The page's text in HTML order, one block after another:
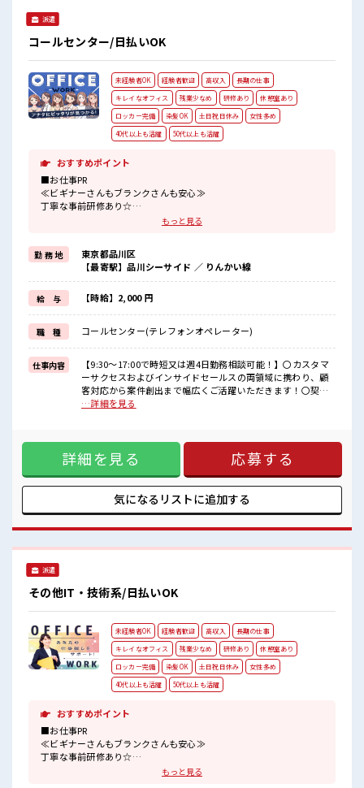
派遣
コールセンター/日払いOK
未経験者OK 経験者歓迎 高収入
長期の仕事
キレイなオフィス
残業少なめ 研修あり
休憩室あり
ロッカー完備
染髪OK 土日祝日休み
女性多め
40代以上も活躍
50代以上も活躍
おすすめポイント
■お仕事PR
≪ビギナーさんもブランクさんも安心≫
丁寧な事前研修あり☆
ブランクがあっても大丈夫♪
経験はちょっとだけ…という方もOK！
≪女性も活躍中の職場≫
もちろん男性の応募もOKですよ！
≪プライベートが充実する≫
場合によってはお願いすることもありますが、
残業はほとんどナシ！
≪週休2日制≫
週末は家族や友人と一緒にプライベート満喫！
≪髪色自由で自分らしく働く≫
明るすぎたり奇抜でなければ基本的に自由！
派手すぎなければ多少のヘアカラーもOKなのはウレシイPoint☆
しっかり休める休憩室あり！
オンオフの切替もできちゃう！
もっと見る
勤 務 地
東京都品川区
【最寄駅】品川シーサイド ／ りんかい線
給 与 【時給】2,000 円
職 種 コールセンター(テレフォンオペレーター)
仕事内容
【9:30～17:00で時短又は週4日勤務相談可能！】〇カスタマ
ーサクセスおよびインサイドセールスの両領域に携わり、顧
客対応から案件創出まで幅広くご活躍いただきます！〇契約
後のフォローや操作指導、更新確認を通じて、顧客の活用支
ライン商談の設定・実施をお任せします。商談では課題のヒ
アリングや製品説明を通じて、見積案件の創出や営業部門と
の連携にも関わっていただきます。 ■お仕事PR ≪ビギナーさ
んもブランクさんも安心≫ 丁寧な事前研修あり☆ ≪経験者優
遇≫ これまでの経験を活かしませんか？ ブランクがあっても
大丈夫♪ 経験はちょっとだけ…という方もOK！ ≪女性も活
ートが充実する≫ 場合によってはお願いすることもあります
が、 残業はほとんどナシ！ ≪週休2日制≫ 週末は家族や友人
の雰囲気 女性が多めの職場です♪ 派手すぎなければ多少のヘ
アカラーもOKなのはウレシイPoint☆ しっかり休める休憩室
あり！ オンオフの切替もできちゃう！
…詳細を見る
詳細を見る 応募する
気になるリストに追加する
派遣
その他IT・技術系/日払いOK
未経験者OK 経験者歓迎 高収入
長期の仕事
キレイなオフィス
残業少なめ 研修あり
休憩室あり
ロッカー完備
染髪OK 土日祝日休み
女性多め
40代以上も活躍
50代以上も活躍
おすすめポイント
■お仕事PR
≪ビギナーさんもブランクさんも安心≫
丁寧な事前研修あり☆
もっと見る